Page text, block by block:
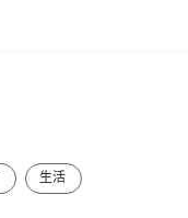
生活